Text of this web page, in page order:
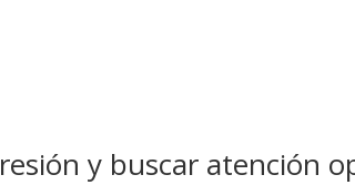
y buscar atención